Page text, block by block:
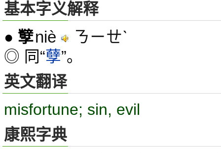
基本字义解释
● 孼niè ㄋㄧㄝˋ
◎ 同“孽”。
英文翻译
misfortune; sin, evil
康熙字典